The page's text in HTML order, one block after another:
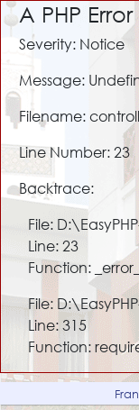
A PHP
Severity: Notice
Message:
Filename:
Line Number: 23
Backtrace:
File:
Line: 23
Function:
File:
Line: 315
Function: